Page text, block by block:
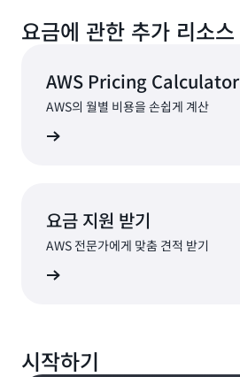
요금에 관한 추가 리소스
AWS Pricing Calculator
AWS의 월별 비용을 손쉽게 계산
요금 지원 받기
AWS 전문가에게 맞춤 견적 받기
시작하기